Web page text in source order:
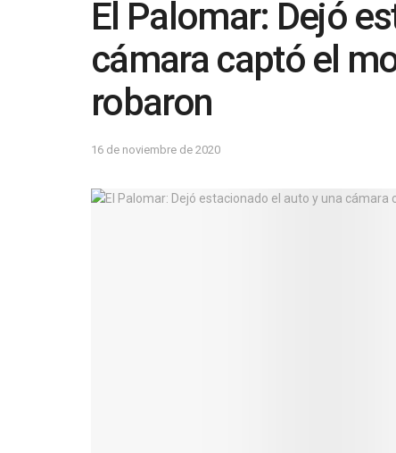
El Palomar: Dejó
cámara captó el
robaron
16 de noviembre de 2020